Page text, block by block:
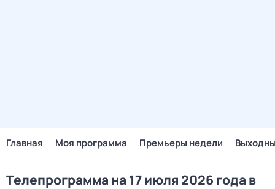
Главная Моя программа Премьеры недели
Телепрограмма на 17 июля 2026 года в